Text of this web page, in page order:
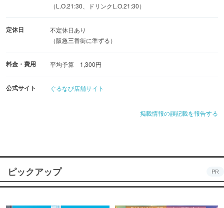
（L.O.21:30、ドリンクL.O.21:30）
定休日
不定休日あり
（阪急三番街に準ずる）
料金・費用 平均予算 1,300円
公式サイト ぐるなび店舗サイト
掲載情報の誤記載を報告する
ピックアップ PR